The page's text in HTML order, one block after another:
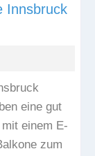
Innsbruck
eine gut
einem E-
zum